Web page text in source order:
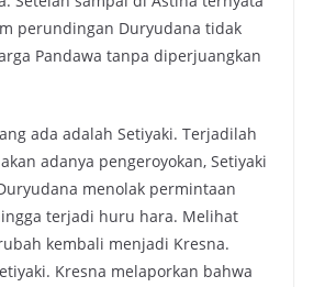
perundingan Duryudana tidak
Pandawa tanpa diperjuangkan
ada adalah Setiyaki. Terjadilah
adanya pengeroyokan, Setiyaki
menolak permintaan
terjadi huru hara. Melihat
kembali menjadi Kresna.
Kresna melaporkan bahwa